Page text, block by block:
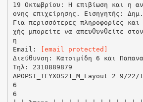
19 Οκτωβρίου: Η επιβίωση και η
ονης επιχείρησης. Εισηγητής:
Για περισσότερες πληροφορίες και
χής μπορείτε να απευθυνθείτε
η
Email:
[email protected]